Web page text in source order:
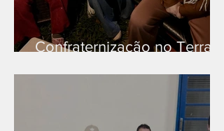
Confraternização no Terra